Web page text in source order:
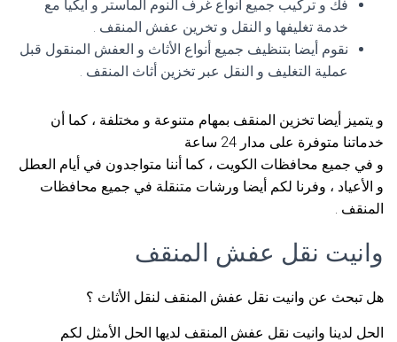
فك و تركيب جميع أنواع غرف النوم الماستر و ايكيا مع
خدمة تغليفها و النقل و تخرين عفش المنقف .
نقوم أيضا بتنظيف جميع أنواع الأثاث و العفش المنقول قبل
عملية التغليف و النقل عبر تخزين أثاث المنقف .
و يتميز أيضا تخزين المنقف بمهام متنوعة و مختلفة ، كما أن
خدماتنا متوفرة على مدار 24 ساعة
و في جميع محافظات الكويت ، كما أننا متواجدون في أيام العطل
و الأعياد ، وفرنا لكم أيضا ورشات متنقلة في جميع محافظات
المنقف .
وانيت نقل عفش المنقف
هل تبحث عن وانيت نقل عفش المنقف لنقل الأثاث ؟
الحل لدينا وانيت نقل عفش المنقف لديها الحل الأمثل لكم